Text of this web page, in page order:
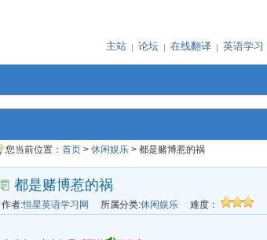
主站 论坛 在线翻译 英语学习
您当前位置： 首页 > 休闲娱乐 > 都是赌博惹的祸
都是赌博惹的祸
作者:恒星英语学习网 所属分类:休闲娱乐
难度：